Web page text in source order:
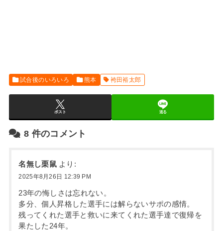
試合後のいろいろ 熊本 袴田裕太郎
ポスト 送る
8 件のコメント
名無し栗鼠 より:
2025年8月26日 12:39 PM
23年の悔しさは忘れない。
多分、個人昇格した選手には解らないサポの感情。
残ってくれた選手と救いに来てくれた選手達で復帰を
果たした24年。